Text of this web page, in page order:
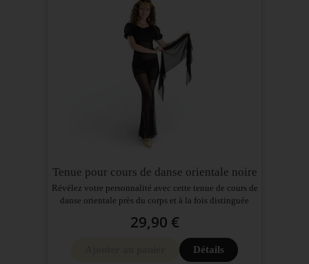
Tenue pour cours de danse orientale noire
Révélez votre personnalité avec cette tenue de cours de
danse orientale près du corps et à la fois distinguée
29,90 €
Détails